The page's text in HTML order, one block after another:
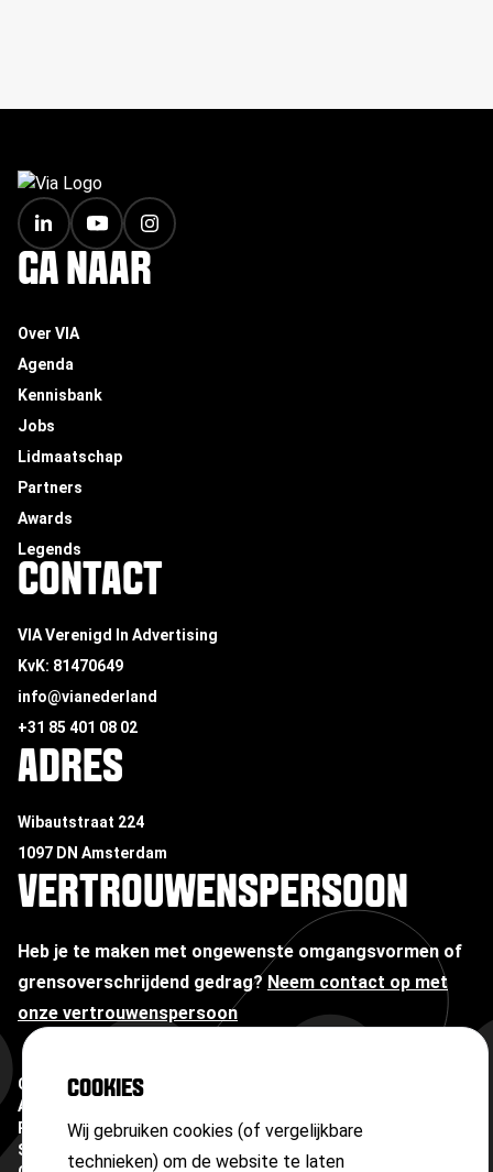
COOKIES
Wij gebruiken cookies (of vergelijkbare
technieken) om de website te laten
FOOTER
GA NAAR
Over VIA
Agenda
Kennisbank
Jobs
Lidmaatschap
Partners
Awards
Legends
CONTACT
VIA Verenigd In Advertising
KvK: 81470649
info@vianederland
+31 85 401 08 02
ADRES
Wibautstraat 224
1097 DN Amsterdam
VERTROUWENSPERSOON
Heb je te maken met ongewenste omgangsvormen of
grensoverschrijdend gedrag? Neem contact op met
onze vertrouwenspersoon
Copyright ©2026
Algemene voorwaarden
Privacyverklaring
Sitemap